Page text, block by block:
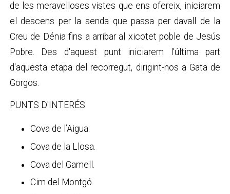
de les meravelloses vistes que ens ofereix, iniciarem
el descens per la senda que passa per davall de la
Creu de Dénia fins a arribar al xicotet poble de Jesús
Pobre. Des d'aquest punt iniciarem l'última part
d'aquesta etapa del recorregut, dirigint-nos a Gata de
Gorgos.
PUNTS D'INTERÉS
Cova de l’Aigua.
Cova de la Llosa.
Cova del Gamell.
Cim del Montgó.